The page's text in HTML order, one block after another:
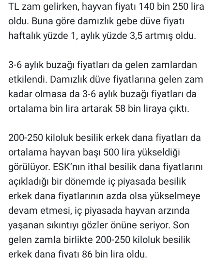
TL zam gelirken, hayvan fiyatı 140 bin 250 lira
oldu. Buna göre damızlık gebe düve fiyatı
haftalık yüzde 1, aylık yüzde 3,5 artmış oldu.
3-6 aylık buzağı fiyatları da gelen zamlardan
etkilendi. Damızlık düve fiyatlarına gelen zam
kadar olmasa da 3-6 aylık buzağı fiyatları da
ortalama bin lira artarak 58 bin liraya çıktı.
200-250 kiloluk besilik erkek dana fiyatları da
ortalama hayvan başı 500 lira yükseldiği
görülüyor. ESK’nın ithal besilik dana fiyatlarını
açıkladığı bir dönemde iç piyasada besilik
erkek dana fiyatlarının azda olsa yükselmeye
devam etmesi, iç piyasada hayvan arzında
yaşanan sıkıntıyı gözler önüne seriyor. Son
gelen zamla birlikte 200-250 kiloluk besilik
erkek dana fiyatı 86 bin lira oldu.